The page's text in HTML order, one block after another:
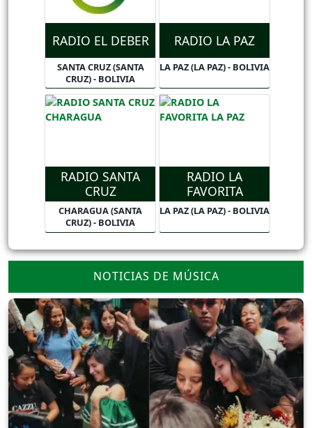
RADIO EL DEBER
SANTA CRUZ (SANTA
CRUZ) - BOLIVIA
RADIO LA PAZ
LA PAZ (LA PAZ) - BOLIVIA
RADIO SANTA
CRUZ
CHARAGUA (SANTA
CRUZ) - BOLIVIA
RADIO LA
FAVORITA
LA PAZ (LA PAZ) - BOLIVIA
NOTICIAS DE MÚSICA